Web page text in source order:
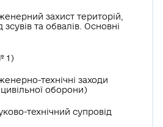
захист територій,
зсувів та обвалів. Основні
1)
технічні заходи
оборони)
технічний супровід